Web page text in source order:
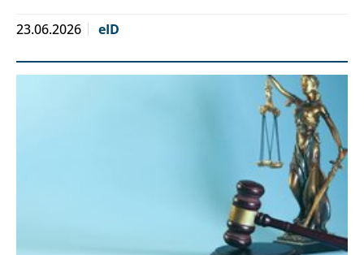
23.06.2026 eID